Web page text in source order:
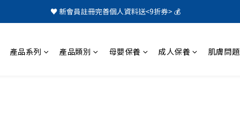
♥️ 新會員註冊完善個人資料送<9折券> 💰
產品系列 產品類別 母嬰保養 成人保養 肌膚問題